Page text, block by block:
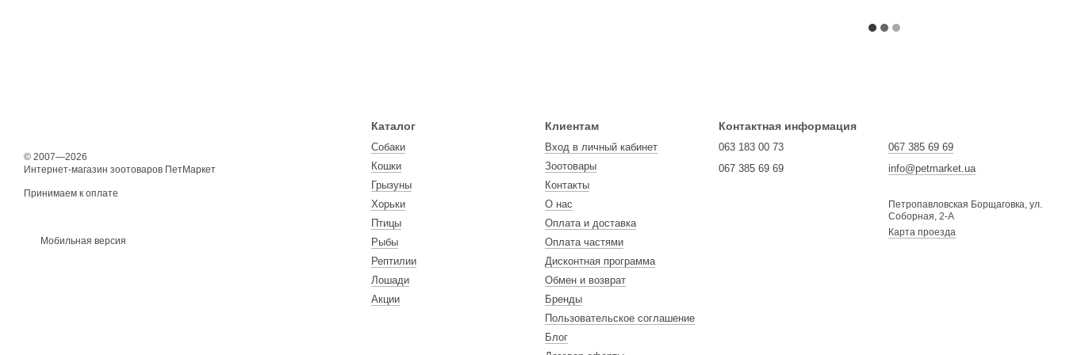
© 2007—2026
Интернет-магазин зоотоваров ПетМаркет
Принимаем к оплате
Мобильная версия
Каталог
Собаки
Кошки
Грызуны
Хорьки
Птицы
Рыбы
Рептилии
Лошади
Акции
Клиентам
Вход в личный кабинет
Зоотовары
Контакты
О нас
Оплата и доставка
Оплата частями
Дисконтная программа
Обмен и возврат
Бренды
Пользовательское соглашение
Блог
Контактная информация
063 183 00 73
067 385 69 69
067 385 69 69
info@petmarket.ua
Петропавловская Борщаговка, ул.
Соборная, 2-А
Карта проезда